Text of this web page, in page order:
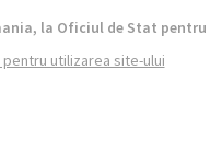
la Oficiul de Stat pentru
utilizarea site-ului